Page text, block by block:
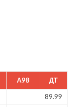
A98 ДТ
89.99